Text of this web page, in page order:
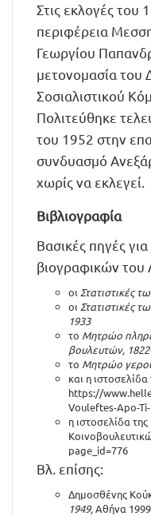
Στις εκλογές του
περιφέρεια
Γεωργίου
μετονομασία του
Σοσιαλιστικού
Πολιτεύθηκε
του 1952 στην
συνδυασμό
χωρίς να εκλεγεί.
Βιβλιογραφία
Βασικές πηγές
βιογραφικών του
οι Στατιστικές
οι Στατιστικές
1933
το Μητρώο
βουλευτών,
το Μητρώο
και η
https://
Vouleftes-Apo-
η ιστοσελίδα
page_id=776
Βλ. επίσης:
Δημοσθένης
1949,Αθήνα 1999